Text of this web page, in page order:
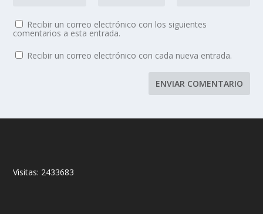
Recibir un correo electrónico con los siguientes
comentarios a esta entrada.
Recibir un correo electrónico con cada nueva entrada.
Visitas: 2433683